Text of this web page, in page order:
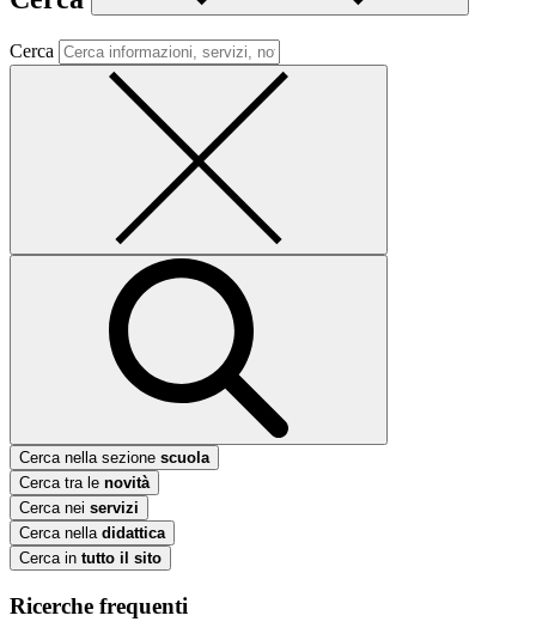
Cerca
Cerca nella sezione scuola
Cerca tra le novità
Cerca nei servizi
Cerca nella didattica
Cerca in tutto il sito
Ricerche frequenti